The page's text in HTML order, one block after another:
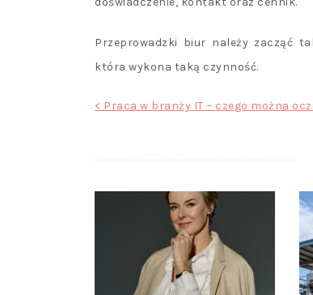
Przeprowadzki biur należy zacząć
która wykona taką czynność.
Nawigacja
< Praca w branży IT – czego można